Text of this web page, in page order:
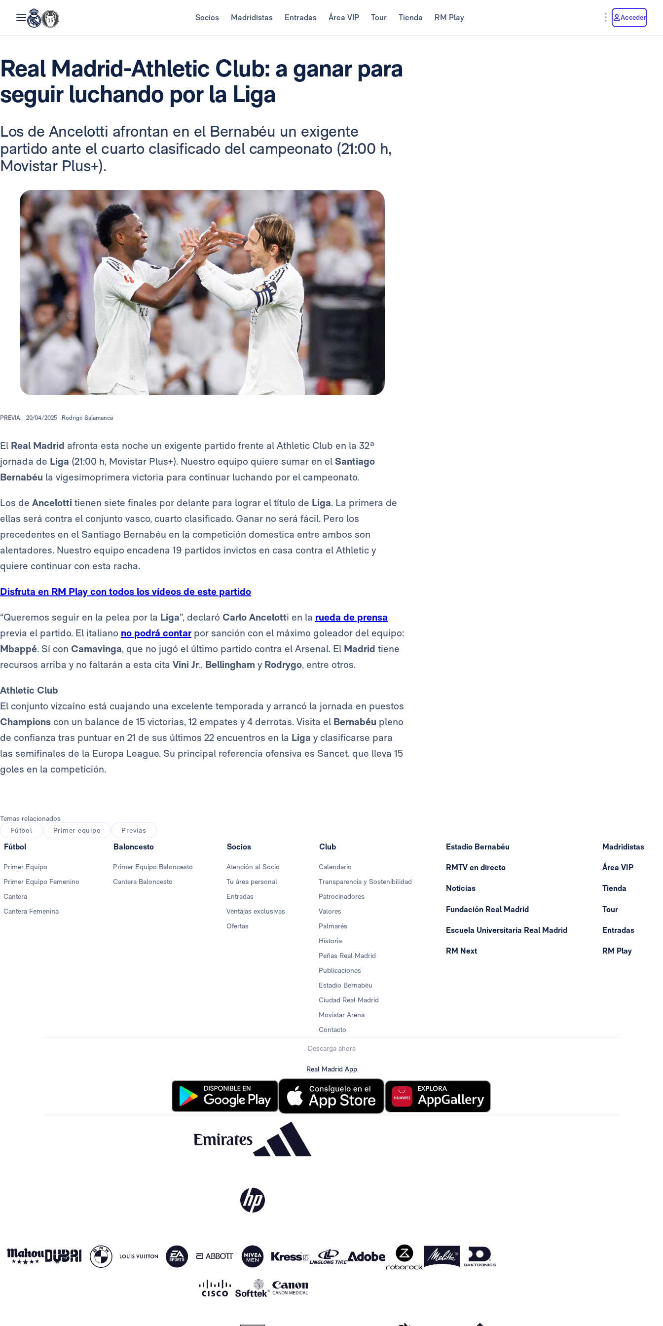
Socios Madridistas Entradas Área VIP Tour Tienda RM Play Acceder
Real Madrid-Athletic Club: a ganar para
seguir luchando por la Liga
Los de Ancelotti afrontan en el Bernabéu un exigente
partido ante el cuarto clasificado del campeonato (21:00 h,
Movistar Plus+).
PREVIA. 20/04/2025 Rodrigo Salamanca
El Real Madrid afronta esta noche un exigente partido frente al Athletic Club en la 32ª
jornada de Liga (21:00 h, Movistar Plus+). Nuestro equipo quiere sumar en el Santiago
Bernabéu la vigesimoprimera victoria para continuar luchando por el campeonato.
Los de Ancelotti tienen siete finales por delante para lograr el título de Liga. La primera de
ellas será contra el conjunto vasco, cuarto clasificado. Ganar no será fácil. Pero los
precedentes en el Santiago Bernabéu en la competición domestica entre ambos son
alentadores. Nuestro equipo encadena 19 partidos invictos en casa contra el Athletic y
quiere continuar con esta racha.
Disfruta en RM Play con todos los vídeos de este partido
“Queremos seguir en la pelea por la Liga”, declaró Carlo Ancelotti en la rueda de prensa
previa el partido. El italiano no podrá contar por sanción con el máximo goleador del equipo:
Mbappé. Sí con Camavinga, que no jugó el último partido contra el Arsenal. El Madrid tiene
recursos arriba y no faltarán a esta cita Vini Jr., Bellingham y Rodrygo, entre otros.
Athletic Club
El conjunto vizcaíno está cuajando una excelente temporada y arrancó la jornada en puestos
Champions con un balance de 15 victorias, 12 empates y 4 derrotas. Visita el Bernabéu pleno
de confianza tras puntuar en 21 de sus últimos 22 encuentros en la Liga y clasificarse para
las semifinales de la Europa League. Su principal referencia ofensiva es Sancet, que lleva 15
goles en la competición.
Temas relacionados
Fútbol
Primer equipo Previas
Fútbol
Primer Equipo
Primer Equipo Femenino
Cantera
Cantera Femenina
Baloncesto
Primer Equipo Baloncesto
Cantera Baloncesto
Socios
Atención al Socio
Tu área personal
Entradas
Ventajas exclusivas
Ofertas
Club
Calendario
Transparencia y Sostenibilidad
Patrocinadores
Valores
Palmarés
Historia
Peñas Real Madrid
Publicaciones
Estadio Bernabéu
Ciudad Real Madrid
Movistar Arena
Contacto
Estadio Bernabéu
RMTV en directo
Noticias
Fundación Real Madrid
Escuela Universitaria Real Madrid
RM Next
Madridistas
Área VIP
Tienda
Tour
Entradas
RM Play
Descarga ahora
Real Madrid App